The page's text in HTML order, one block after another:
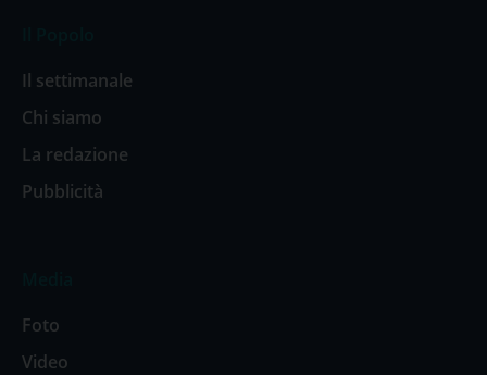
Il settimanale
Chi siamo
La redazione
Pubblicità
Foto
Video